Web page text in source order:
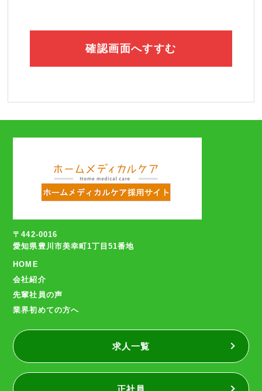
〒442-0016
愛知県豊川市美幸町1丁目51番地
HOME
会社紹介
先輩社員の声
業界初めての方へ
求人一覧
正社員